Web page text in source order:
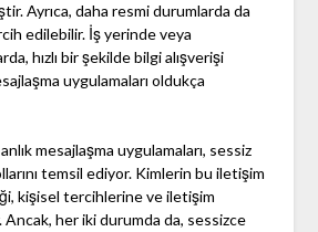
Ayrıca, daha resmi durumlarda da
edilebilir. İş yerinde veya
hızlı bir şekilde bilgi alışverişi
uygulamaları oldukça
mesajlaşma uygulamaları, sessiz
temsil ediyor. Kimlerin bu iletişim
kişisel tercihlerine ve iletişim
Ancak, her iki durumda da, sessizce